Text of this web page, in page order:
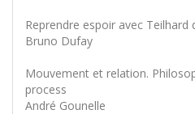
Reprendre espoir avec Teilhard
Bruno Dufay
Mouvement et relation.
process
André Gounelle